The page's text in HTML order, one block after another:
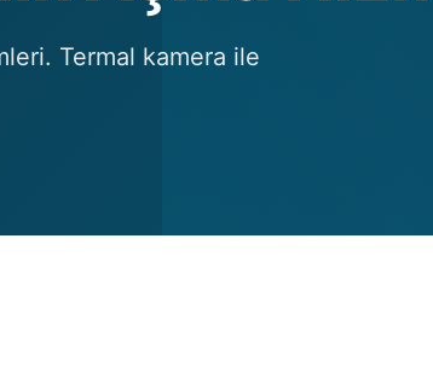
Termal kamera ile